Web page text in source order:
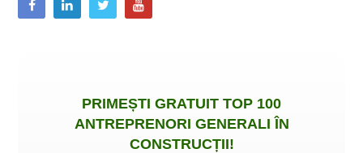
PRIMEȘTI GRATUIT TOP 100
ANTREPRENORI GENERALI ÎN
CONSTRUCȚII!